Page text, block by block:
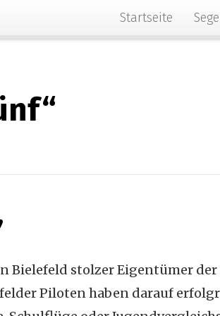
Startseite
Bielefeld stolzer Eigentümer
Piloten haben darauf